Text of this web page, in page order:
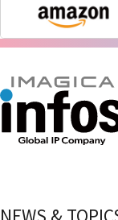
NEWS &